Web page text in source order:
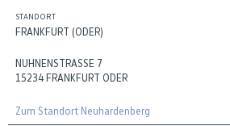
STANDORT
FRANKFURT (ODER)
NUHNENSTRASSE 7
15234 FRANKFURT ODER
Zum Standort Neuhardenberg